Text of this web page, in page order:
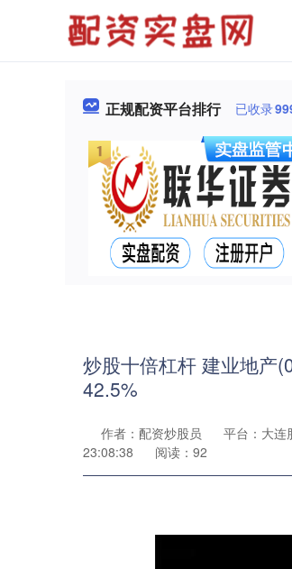
正规配资平台排行 已收录
炒股十倍杠杆 建业地产
42.5%
作者：配资炒股员 平台：大连
23:08:38
阅读：92